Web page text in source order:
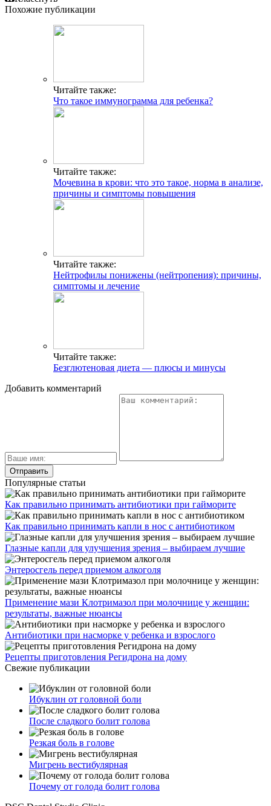
Похожие публикации
Читайте также:
Что такое иммунограмма для ребенка?
Читайте также:
Мочевина в крови: что это такое, норма в анализе,
причины и симптомы повышения
Читайте также:
Нейтрофилы понижены (нейтропения): причины,
симптомы и лечение
Читайте также:
Безглютеновая диета — плюсы и минусы
Добавить комментарий
Популярные статьи
Как правильно принимать антибиотики при гайморите
Как правильно принимать капли в нос с антибиотиком
Глазные капли для улучшения зрения – выбираем лучшие
Энтеросгель перед приемом алкоголя
Применение мази Клотримазол при молочнице у женщин:
результаты, важные нюансы
Антибиотики при насморке у ребенка и взрослого
Рецепты приготовления Регидрона на дому
Свежие публикации
Ибуклин от головной боли
После сладкого болит голова
Резкая боль в голове
Мигрень вестибулярная
Почему от голода болит голова